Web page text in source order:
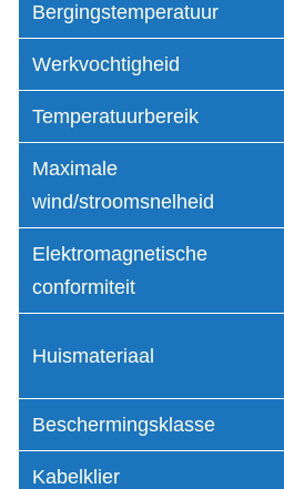
Bergingstemperatuur
Werkvochtigheid
Temperatuurbereik
Maximale
wind/stroomsnelheid
Elektromagnetische
conformiteit
Huismateriaal
Beschermingsklasse
Kabelklier